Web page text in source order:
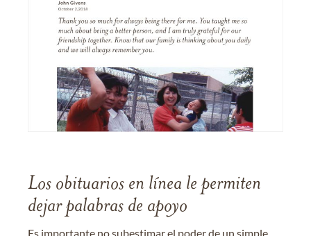
Los obituarios en línea le permiten
dejar palabras de apoyo
Es importante no subestimar el poder de un simple